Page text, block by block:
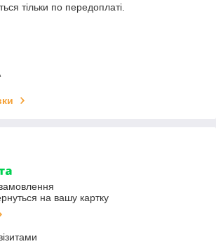
тільки по передоплаті.
на вашу картку